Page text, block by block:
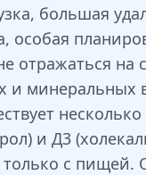
большая
на
и
и Д3
с